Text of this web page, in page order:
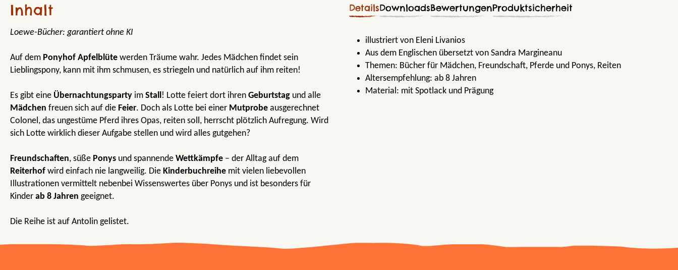
Inhalt
Loewe-Bücher: garantiert ohne KI
Auf dem Ponyhof Apfelblüte werden Träume wahr. Jedes Mädchen findet sein
Lieblingspony, kann mit ihm schmusen, es striegeln und natürlich auf ihm reiten!
Es gibt eine Übernachtungsparty im Stall! Lotte feiert dort ihren Geburtstag und alle
Mädchen freuen sich auf die Feier. Doch als Lotte bei einer Mutprobe ausgerechnet
Colonel, das ungestüme Pferd ihres Opas, reiten soll, herrscht plötzlich Aufregung. Wird
sich Lotte wirklich dieser Aufgabe stellen und wird alles gutgehen?
Freundschaften, süße Ponys und spannende Wettkämpfe – der Alltag auf dem
Reiterhof wird einfach nie langweilig. Die Kinderbuchreihe mit vielen liebevollen
Illustrationen vermittelt nebenbei Wissenswertes über Ponys und ist besonders für
Kinder ab 8 Jahren geeignet.
Die Reihe ist auf Antolin gelistet.
DetailsDownloadsBewertungenProduktsicherheit
illustriert von Eleni Livanios
Aus dem Englischen übersetzt von Sandra Margineanu
Themen: Bücher für Mädchen, Freundschaft, Pferde und Ponys, Reiten
Altersempfehlung: ab 8 Jahren
Material: mit Spotlack und Prägung